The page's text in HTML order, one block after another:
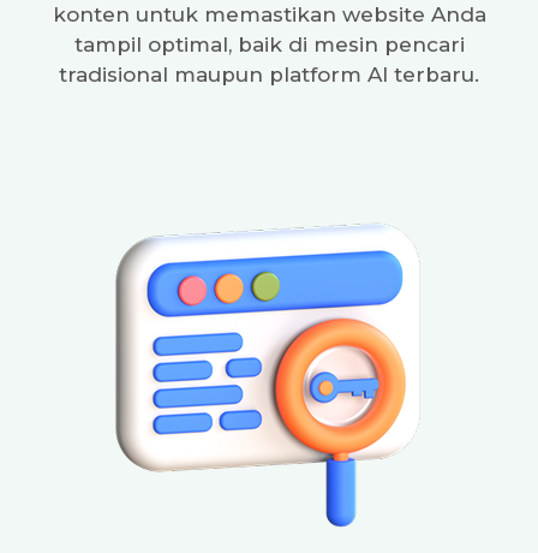
konten untuk memastikan website Anda
tampil optimal, baik di mesin pencari
tradisional maupun platform AI terbaru.